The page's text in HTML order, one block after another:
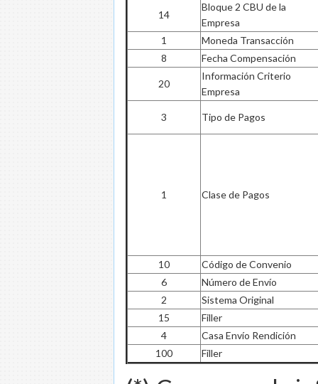
14
Bloque 2 CBU de la
Empresa
1
Moneda Transacción
8
Fecha Compensación
20
Información Criterio
Empresa
3 Tipo de Pagos
1 Clase de Pagos
10
Código de Convenio
6
Número de Envío
2
Sistema Original
15
Filler
4
Casa Envío Rendición
100
Filler